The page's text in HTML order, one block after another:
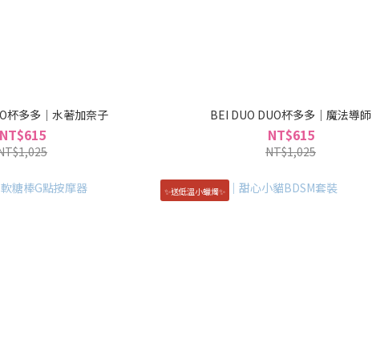
杯多多｜水著加奈子
NT$615
BEI DUO DUO杯多多｜魔法導師
NT$615
NT$1,025
✨送低溫小蠟燭✨